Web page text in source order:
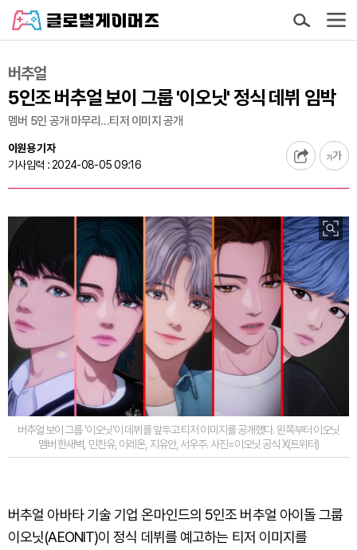
버추얼
5인조 버추얼 보이 그룹 '이오닛' 정식 데뷔 임박
멤버 5인 공개 마무리…티저 이미지 공개
이원용 기자
기사입력 : 2024-08-05 09:16
버추얼 보이 그룹 '이오닛'이 데뷔를 앞두고 티저 이미지를 공개했다. 왼쪽부터 이오닛
멤버 한새벽, 민찬유, 이레온, 지유안, 서우주. 사진=이오닛 공식 X(트위터)
버추얼 아바타 기술 기업 온마인드의 5인조 버추얼 아이돌 그룹
이오닛(AEONIT)이 정식 데뷔를 예고하는 티저 이미지를